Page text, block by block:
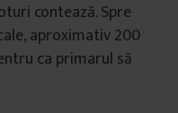
contează. Spre
aproximativ 200
ca primarul să